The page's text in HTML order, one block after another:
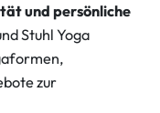
und persönliche
Stuhl Yoga
zur